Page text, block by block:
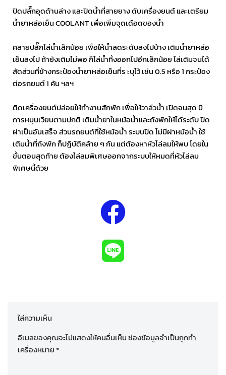
ปิดปลั๊กอุดด้านล่าง และปิดน้ำที่สายยาง ดับเครื่องยนต์ และเตรียม
น้ำยาหล่อเย็น COOLANT เพื่อเพิ่มจุดเดือดของน้ำ
คลายปลั๊กไล่น้ำเล็กน้อย เพื่อให้น้ำลดระดับลงไปบ้าง เติมน้ำยาหล่อ
เย็นลงไป ถ้ายังเติมไม่พอ ก็ไล่น้ำทิ้งออกไปอีกเล็กน้อย ไล่เติมจนได้
สัดส่วนที่ข้างกระป๋องน้ำยาหล่อเย็นที่ร ะบุไว้ เช่น 0.5 หรือ 1 กระป๋อง
ต่อรถยนต์ 1 คัน ฯลฯ
ติดเครื่องยนต์ปล่อยให้ทำงานสักพัก เพื่อให้วาล์วน้ำ เปิดจนสุด มี
การหมุนเวียนตามปกติ เติมน้ำยาในหม้อน้ำและถังพักให้ได้ระดับ ปิด
ฝาเป็นอันเสร็จ ส่วนรถยนต์ที่ใช้หม้อน้ำ ระบบปิด ไม่มีฝาหม้อน้ำ ใช้
เติมน้ำที่ถังพัก ก็ปฎิบัติคล้าย ๆ กัน แต่ต้องหาหัวไล่ลมให้พบ โดยใน
ขั้นตอนสุดท้าย ต้องไล่ลมพิเศษออกจากระบบให้หมดที่หัวไล่ลม
พิเศษนี้ด้วย
ใส่ความเห็น
อีเมลของคุณจะไม่แสดงให้คนอื่นเห็นช่องข้อมูลจำเป็นถูกทำ
เครื่องหมาย*